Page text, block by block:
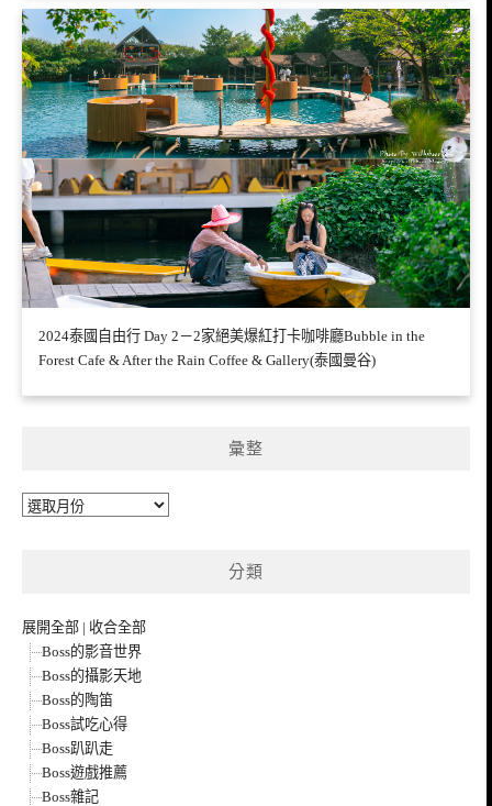
2024泰國自由行 Day 2－2家絕美爆紅打卡咖啡廳Bubble in the
Forest Cafe & After the Rain Coffee & Gallery(泰國曼谷)
彙整
彙
分類
展開全部 | 收合全部
Boss的影音世界
Boss的攝影天地
Boss的陶笛
Boss試吃心得
Boss趴趴走
Boss遊戲推薦
Boss雜記